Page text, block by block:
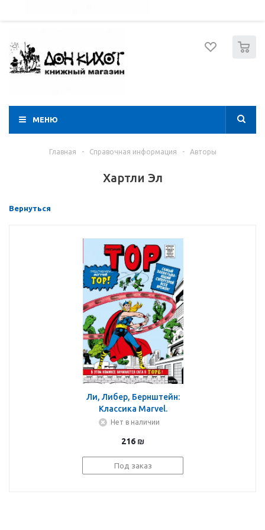
МЕНЮ
Главная - Справочная информация - Авторы
Хартли Эл
Вернуться
Ли, Либер, Бернштейн:
Классика Marvel.
Могучий Тор
Нет в наличии
216 ₪
Под заказ